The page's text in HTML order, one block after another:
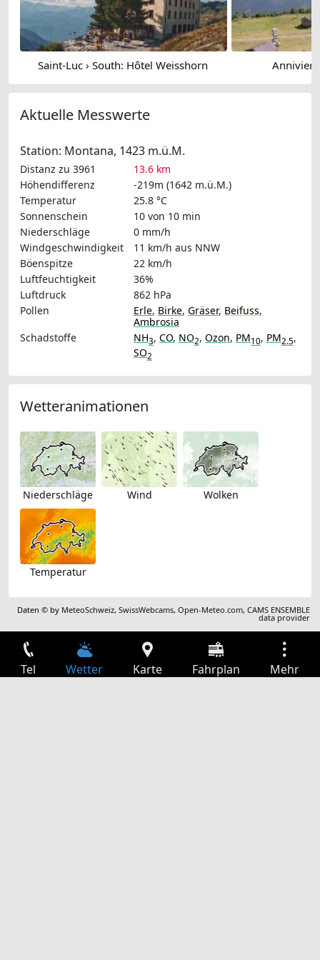
Saint-Luc › South: Hôtel Weisshorn
Aktuelle Messwerte
Station: Montana, 1423 m.ü.M.
Distanz zu 3961
13.6 km
Höhendifferenz
-219m (1642 m.ü.M.)
Temperatur
25.8 °C
Sonnenschein
10 von 10 min
Niederschläge
0 mm/h
Windgeschwindigkeit
11 km/h aus NNW
Böenspitze
22 km/h
Luftfeuchtigkeit
36%
Luftdruck
862 hPa
Pollen
Erle, Birke, Gräser, Beifuss,
Ambrosia
Schadstoffe
NH3, CO, NO2, Ozon, PM10, PM2.5,
SO2
Wetteranimationen
Niederschläge Wind Wolken
Temperatur
Daten © by MeteoSchweiz,SwissWebcams,Open-Meteo.com,CAMS ENSEMBLE
data provider
Tel Wetter Karte Fahrplan Mehr